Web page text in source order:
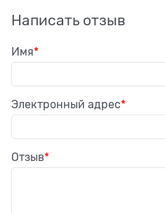
Написать отзыв
Имя
Электронный адрес
Отзыв